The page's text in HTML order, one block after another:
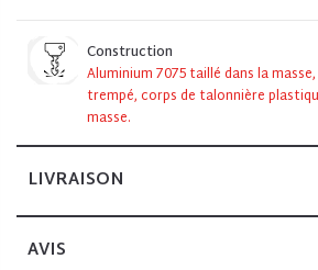
Construction
Aluminium 7075 taillé dans la
trempé, corps de talonnière
masse.
LIVRAISON
AVIS